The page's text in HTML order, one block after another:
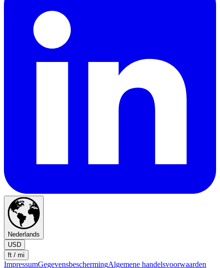
Nederlands
USD
ft / mi
ImpressumGegevensbeschermingAlgemene handelsvoorwaarden